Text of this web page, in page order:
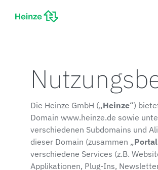
Inhalt
Die Heinze GmbH („Heinze“)
Domain www.heinze.de sowie
verschiedenen Subdomains und
dieser Domain (zusammen „Portal
verschiedene Services (z.B.
Applikationen, Plug-Ins,